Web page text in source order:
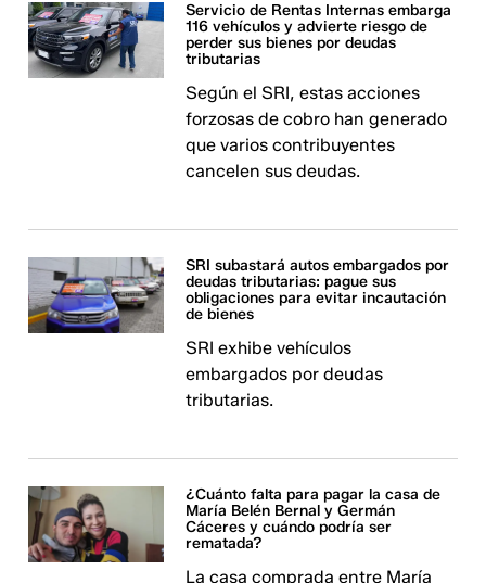
Servicio de Rentas Internas embarga
116 vehículos y advierte riesgo de
perder sus bienes por deudas
tributarias
Según el SRI, estas acciones
forzosas de cobro han generado
que varios contribuyentes
cancelen sus deudas.
SRI subastará autos embargados por
deudas tributarias: pague sus
obligaciones para evitar incautación
de bienes
SRI exhibe vehículos
embargados por deudas
tributarias.
¿Cuánto falta para pagar la casa de
María Belén Bernal y Germán
Cáceres y cuándo podría ser
rematada?
La casa comprada entre María